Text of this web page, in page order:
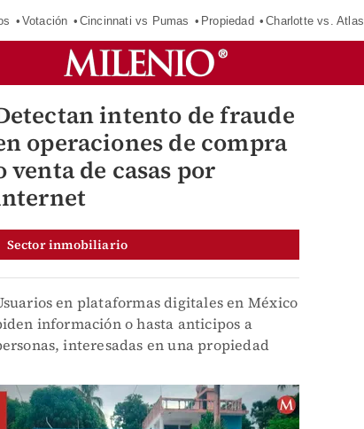
Votación Cincinnati vs Pumas Propiedad Charlotte vs. Atlas
intento de fraude
operaciones de compra
venta de casas por
Sector inmobiliario
en plataformas digitales en México
información o hasta anticipos a
interesadas en una propiedad